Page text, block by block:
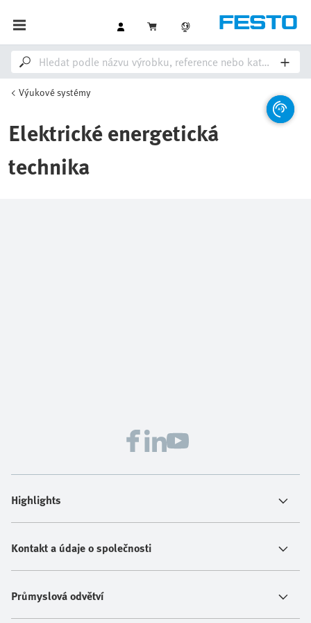
Výukové systémy
Elektrické energetická
technika
Highlights
Kontakt a údaje o společnosti
Průmyslová odvětví